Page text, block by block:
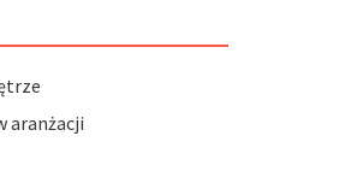
aranżacji